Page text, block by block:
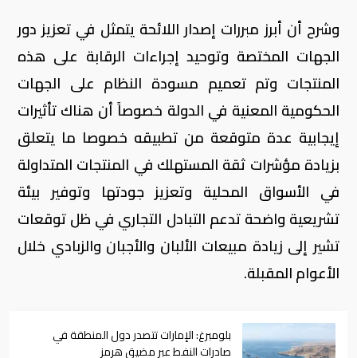
وشرح أن أبرز مبررات إصدار اللائحة يتمثل في تعزيز دور
الجهات المختصة وتوحيد إجراءات الرقابة على هذه
المنتجات وتم تعميم مسودة النظام على الجهات
الحكومية المعنية في الدولة خصوصاً أن هناك تأثيرات
إيجابية عدة متوقعة من تطبيقه خصوصا ما يتعلق
بزيادة مؤشرات ثقة المستهلك في المنتجات المتداولة
في الأسواق المحلية وتعزيز جودتها وتوفير بيئة
تشريعية واضحة تدعم التبادل التجاري في ظل توقعات
تشير إلى زيادة مبيعات الألبان والأجبان والزبادي خلال
الأعوام المقبلة.
بلومبرغ: الإمارات تتصدر دول المنطقة في
صادرات النفط عبر مضيق هرمز